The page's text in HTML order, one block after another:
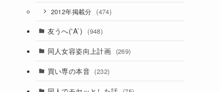
2012年掲載分 (474)
友うへ('A`) (948)
同人女容姿向上計画 (269)
買い専の本音 (232)